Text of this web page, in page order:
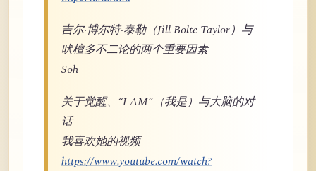
吉尔·博尔特·泰勒（Jill Bolte Taylor）与
吠檀多不二论的两个重要因素
Soh
关于觉醒、“I AM”（我是）与大脑的对
话
我喜欢她的视频
https://www.youtube.com/watch?